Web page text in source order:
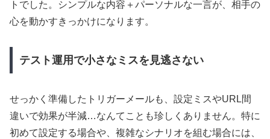
トでした。シンプルな内容＋パーソナルな一言が、相手の
心を動かすきっかけになります。
テスト運用で小さなミスを見逃さない
せっかく準備したトリガーメールも、設定ミスやURL間
違いで効果が半減…なんてことも珍しくありません。特に
初めて設定する場合や、複雑なシナリオを組む場合には、